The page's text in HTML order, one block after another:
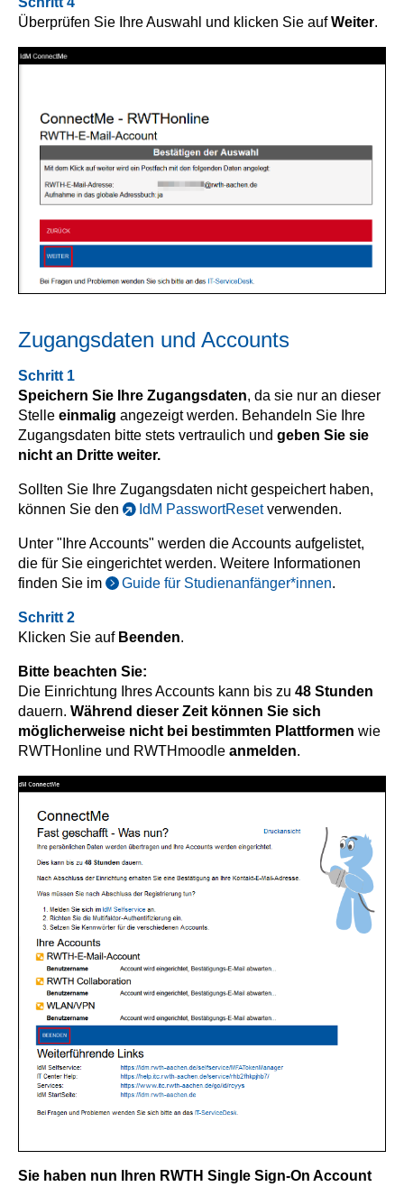
Überprüfen Sie Ihre Auswahl und klicken Sie aufWeiter.
Zugangsdaten und Accounts
Schritt 1
Speichern Sie Ihre Zugangsdaten, da sie nur an dieser
Stelle einmalig angezeigt werden. Behandeln Sie Ihre
Zugangsdaten bitte stets vertraulich und geben Sie sie
nicht an Dritte weiter.
Sollten Sie Ihre Zugangsdaten nicht gespeichert haben,
können Sie den
IdM PasswortResetverwenden.
Unter "Ihre Accounts" werden die Accounts aufgelistet,
die für Sie eingerichtet werden. Weitere Informationen
finden Sie im
Guide für Studienanfänger*innen.
Schritt 2
Klicken Sie auf Beenden.
Bitte beachten Sie:
Die Einrichtung Ihres Accounts kann bis zu 48 Stunden
dauern. Während dieser Zeit können Sie sich
möglicherweise nicht bei bestimmten Plattformen wie
RWTHonline und RWTHmoodle anmelden.
Sie haben nun Ihren RWTH Single Sign-On Account